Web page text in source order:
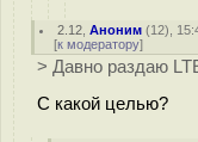
2.12 ,Аноним (12),
[к модератору]
> Давно раздаю
С какой целью?